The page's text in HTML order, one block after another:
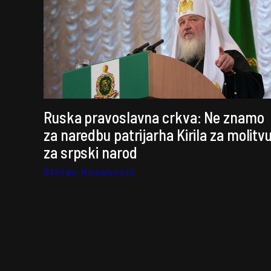
Ruska pravoslavna crkva: Ne znamo
za naredbu patrijarha Kirila za
za srpski narod
Stefan Kosanović